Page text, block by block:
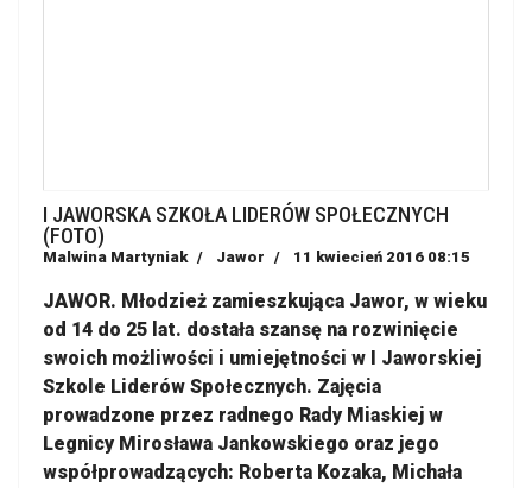
I JAWORSKA SZKOŁA LIDERÓW SPOŁECZNYCH
(FOTO)
Malwina Martyniak Jawor 11 kwiecień 2016 08:15
JAWOR. Młodzież zamieszkująca Jawor, w wieku
od 14 do 25 lat. dostała szansę na rozwinięcie
swoich możliwości i umiejętności w I Jaworskiej
Szkole Liderów Społecznych. Zajęcia
prowadzone przez radnego Rady Miaskiej w
Legnicy Mirosława Jankowskiego oraz jego
współprowadzących: Roberta Kozaka, Michała